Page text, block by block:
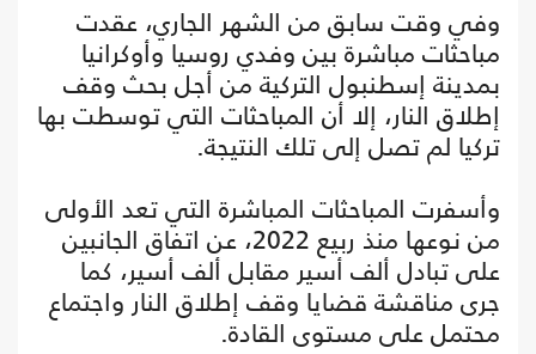
وفي وقت سابق من الشهر الجاري، عقدت
مباحثات مباشرة بين وفدي روسيا وأوكرانيا
بمدينة إسطنبول التركية من أجل بحث وقف
إطلاق النار، إلا أن المباحثات التي توسطت بها
تركيا لم تصل إلى تلك النتيجة.
وأسفرت المباحثات المباشرة التي تعد الأولى
من نوعها منذ ربيع 2022، عن اتفاق الجانبين
على تبادل ألف أسير مقابل ألف أسير، كما
جرى مناقشة قضايا وقف إطلاق النار واجتماع
محتمل على مستوى القادة.